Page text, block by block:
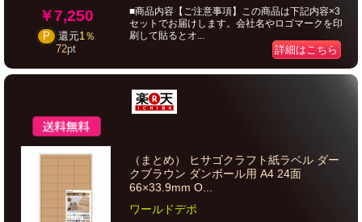
￥7,250
P 還元1％
72pt
■商品内容【ご注意事項】この商品は下記内容×3
セットでお届けします。会社名やロゴマークを印
刷して貼るとオ...
詳細はこちら
（まとめ） ヒサゴクラフト紙ラベル ダー
クブラウン ダンボール用 A4 24面
66×33.9mm O...
ワールドデポ